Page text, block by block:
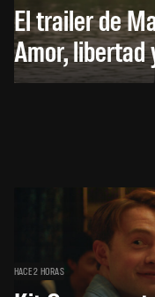
El trailer de
Amor, libertad
HACE 2 HORAS